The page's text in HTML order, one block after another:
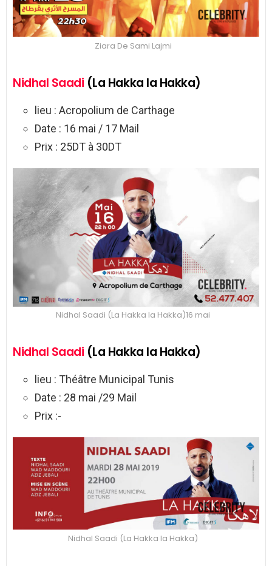
Ziara De Sami Lajmi
Nidhal Saadi (La Hakka la Hakka)
lieu : Acropolium de Carthage
Date : 16 mai / 17 Mail
Prix : 25DT à 30DT
Nidhal Saadi (La Hakka la Hakka)16 mai
Nidhal Saadi (La Hakka la Hakka)
lieu : Théâtre Municipal Tunis
Date : 28 mai /29 Mail
Prix :-
Nidhal Saadi (La Hakka la Hakka)